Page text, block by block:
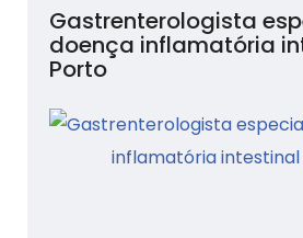
Gastrenterologista
doença inflamatória
Porto